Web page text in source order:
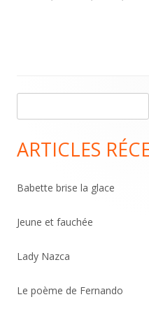
Sidebar
e
h
c
e
ARTICLES
Babette brise la glace
Jeune et fauchée
Lady Nazca
Le poème de Fernando